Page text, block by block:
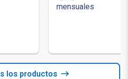
mensuales
los productos